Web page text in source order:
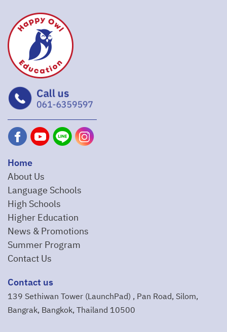
Home
About Us
Language Schools
High Schools
Higher Education
News & Promotions
Summer Program
Contact Us
Contact us
139 Sethiwan Tower (LaunchPad) , Pan Road, Silom,
Bangrak, Bangkok, Thailand 10500